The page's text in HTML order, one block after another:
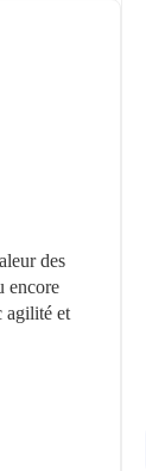
des
encore
agilité et